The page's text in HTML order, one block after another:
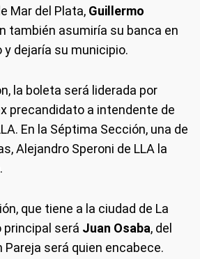
Mar del Plata, Guillermo
también asumiría su banca en
dejaría su municipio.
la boleta será liderada por
precandidato a intendente de
En la Séptima Sección, una de
Alejandro Speroni de LLA la
que tiene a la ciudad de La
principal será Juan Osaba, del
Pareja será quien encabece.